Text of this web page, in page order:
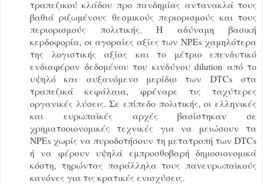
τραπεζικού κλάδου προ πανδημίας αντανακλά τους
βαθιά ριζωμένους θεσμικούς περιορισμούς και τους
περιορισμούς πολιτικής. Η αδύναμη βασική
κερδοφορία, οι αγοραίες αξίες των NPEs χαμηλότερα
της λογιστικής αξίας και το μέτριο επενδυτικό
ενδιαφέρον δεδομένου του κινδύνου dilution από το
υψηλό και αυξανόμενο μερίδιο των DTCs στα
τραπεζικά κεφάλαια, φρέναρε τις ταχύτερες
οργανικές λύσεις. Σε επίπεδο πολιτικής, οι ελληνικές
και ευρωπαϊκές αρχές βασίστηκαν σε
χρηματοοιονομικές τεχνικές για να μειώσουν τα
NPEs χωρίς να πυροδοτήσουν τη μετατροπή των DTCs
ή να φέρουν υψηλά εμπροσθοβαρή δημοσιονομικά
κόστη, τηρώντας παράλληλα τους πανευρωπαϊκούς
κανόνες για τις κρατικές ενισχύσεις.